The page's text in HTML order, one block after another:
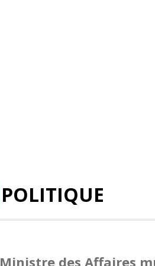
POLITIQUE
Ministre des Affaires